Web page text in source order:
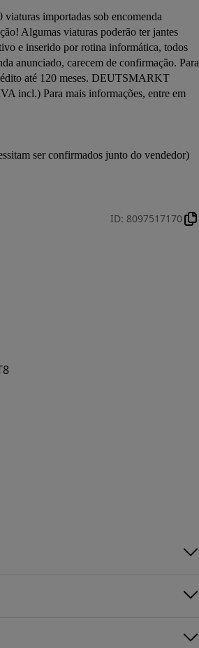
importadas sob encomenda
Algumas viaturas poderão ter jantes
e inserido por rotina informática, todos
anunciado, carecem de confirmação. Para
até 120 meses. DEUTSMARKT
incl.) Para mais informações, entre em
ser confirmados junto do vendedor)
ID: 8097517170